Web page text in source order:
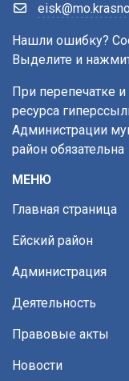
Нашли ошибку?
Выделите и
При перепечатке
ресурса
Администрации
район обязательна
МЕНЮ
Главная страница
Ейский район
Администрация
Деятельность
Правовые акты
Новости